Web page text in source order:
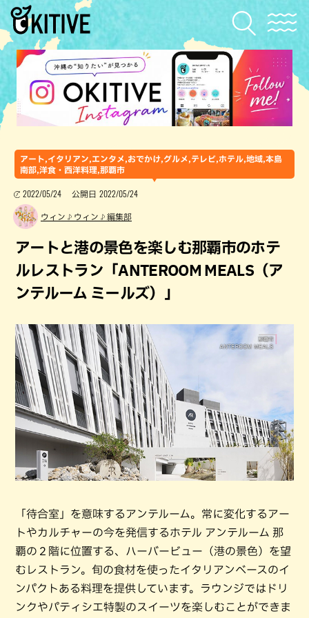
アート,イタリアン,エンタメ,おでかけ,グルメ,テレビ,ホテル,地域,本島
南部,洋食・西洋料理,那覇市
2022/05/24 公開日 2022/05/24
ウィン♪ウィン♪編集部
アートと港の景色を楽しむ那覇市のホテ
ルレストラン「ANTEROOM MEALS（ア
ンテルーム ミールズ）」
「待合室」を意味するアンテルーム。常に変化するアー
トやカルチャーの今を発信するホテル アンテルーム 那
覇の２階に位置する、ハーバービュー（港の景色）を望
むレストラン。旬の食材を使ったイタリアンベースのイ
ンパクトある料理を提供しています。ラウンジではドリ
ンクやパティシエ特製のスイーツを楽しむことができま